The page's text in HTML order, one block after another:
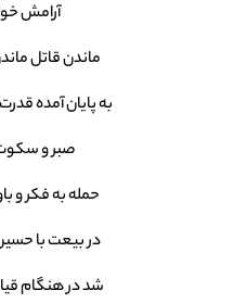
آرامش
ماندن قاتل
به پایان آمده
صبر و
حمله به فکر و
در بیعت با
شد در هنگام